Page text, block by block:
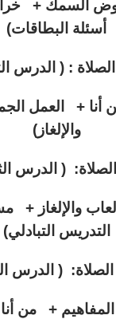
السمك +
أسئلة البطاقات)
: ( الدرس
أنا + العمل
والإلغاز)
( الدرس
والإلغاز
التدريس التبادلي)
( الدرس
المفاهيم + من